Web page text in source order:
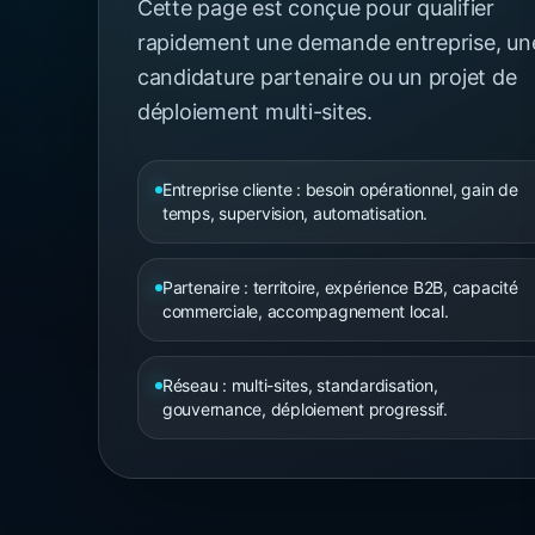
Cette page est conçue pour qualifier
rapidement une demande entreprise,
candidature partenaire ou un projet de
déploiement multi-sites.
Entreprise cliente : besoin opérationnel, gain de
temps, supervision, automatisation.
Partenaire : territoire, expérience B2B, capacité
commerciale, accompagnement local.
Réseau : multi-sites, standardisation,
gouvernance, déploiement progressif.